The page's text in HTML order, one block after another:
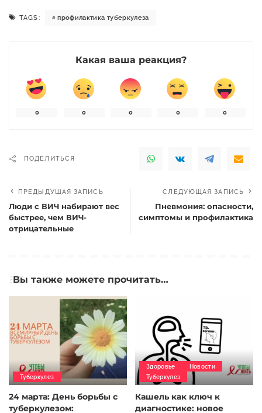
TAGS: профилактика туберкулеза
Какая ваша реакция?
0 0 0 0 0
ПОДЕЛИТЬСЯ
ПРЕДЫДУЩАЯ ЗАПИСЬ
Люди с ВИЧ набирают вес
быстрее, чем ВИЧ-
отрицательные
СЛЕДУЮЩАЯ ЗАПИСЬ
Пневмония: опасности,
симптомы и профилактика
Вы также можете прочитать…
Туберкулез
24 марта: День борьбы с
туберкулезом:
Здоровье
Новости
Туберкулез
Кашель как ключ к
диагностике: новое